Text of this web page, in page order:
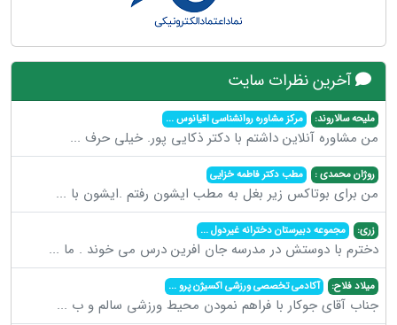
آخرین نظرات سایت
ملیحه سالاروند: مرکز مشاوره روانشناسی اقیانوس...
من مشاوره آنلاین داشتم با دکتر ذکایی پور. خیلی حرف ...
روژان محمدی : مطب دکتر فاطمه خزایی
من برای بوتاکس زیر بغل به مطب ایشون رفتم .ایشون با ...
زری: مجموعه دبیرستان دخترانه غیردول...
دخترم با دوستش در مدرسه جان افرین درس می خوند . ما ...
میلاد فلاح: آکادمی تخصصی ورزشی اکسیژن پرو...
جناب آقای جوکار با فراهم نمودن محیط ورزشی سالم و ب ...